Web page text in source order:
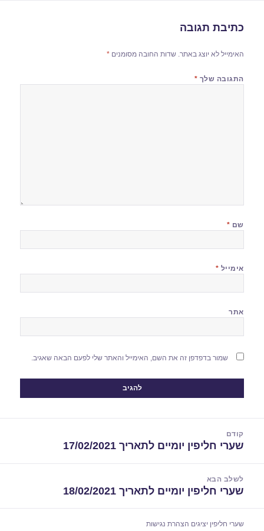
כתיבת תגובה
האימייל לא יוצג באתר. שדות החובה מסומנים*
התגובה שלך *
שם *
אימייל *
אתר
שמור בדפדפן זה את השם, האימייל והאתר שלי לפעם הבאה שאגיב.
קודם
הפוסט
שערי חליפין יומיים לתאריך 17/02/2021
לשלב הבא
הפוסט
שערי חליפין יומיים לתאריך 18/02/2021
שערי חליפין יציגים הצהרת נגישות